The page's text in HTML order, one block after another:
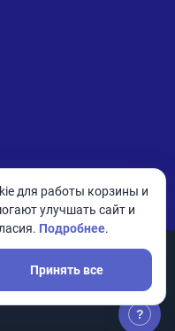
Мир
?
для работы корзины и
улучшать сайт и
Подробнее.
Принять все